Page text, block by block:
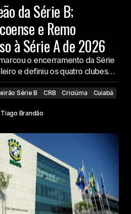
da Série B;
e Remo
à Série A de 2026
o encerramento da Série
e definiu os quatro clubes…
Série B CRB Criciúma
Cuiabá
Tiago Brandão